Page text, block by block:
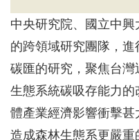
中央研究院、國立中
的跨領域研究團隊，
碳匯的研究，聚焦台
生態系統碳吸存能力
體產業經濟影響衝擊
造成森林生態系更嚴